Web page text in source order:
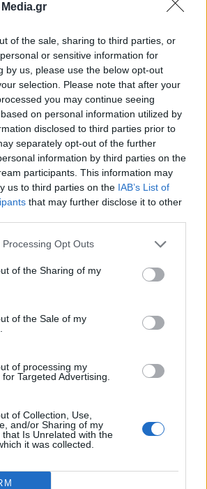
Media.gr
of the sale, sharing to third parties, or
or sensitive information for
by us, please use the below opt-out
selection. Please note that after your
you may continue seeing
on personal information utilized by
disclosed to third parties prior to
separately opt-out of the further
information by third parties on the
participants. This information may
us to third parties on the IAB’s List of
that may further disclose it to other
Opt Outs
of the Sharing of my
of the Sale of my
of processing my
Targeted Advertising.
of Collection, Use,
and/or Sharing of my
that Is Unrelated with the
it was collected.
2, ΕΡΤ1.
Τσιτσιπάς (απλό
Η ώρα: Απροσδιόριστη (τρίτο
“Σιμόν Ματιέ”). Τα κανάλια:
Σάκκαρη, Στέφανος
διπλό, τένις): Η ώρα:
παιχνίδι στο κορτ
Τα κανάλια: ΕΡΤ Sports 2,
2024#Ολυμπιακοί Αγώνες # Δώρα
το
στο Google
άμεση και έγκυρη
μας στο
στο newsletter
τους
πολιτική απορρήτου
X